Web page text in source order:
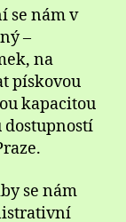
se nám v
–
na
pískovou
kapacitou
dostupností
se nám